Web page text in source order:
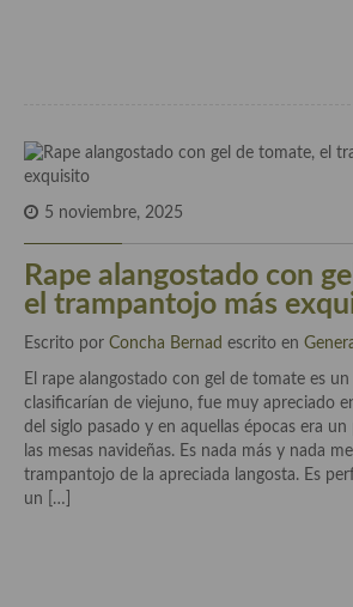
Cocina de Polonia
Cocina de Ucrania
Cocina Francesa
Cocina Griega
Cocina Holandesa
Cocina Hungara
5 noviembre, 2025
Rape alangostado con
el trampantojo más
Escrito por Concha Bernad escrito en
El rape alangostado con gel de tomate es
clasificarían de viejuno, fue muy apreciado
del siglo pasado y en aquellas épocas era
las mesas navideñas. Es nada más y nada
trampantojo de la apreciada langosta. Es
un […]